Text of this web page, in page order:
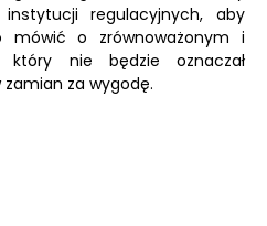
regulacyjnych, aby
mówić o zrównoważonym i
który nie będzie oznaczał
za wygodę.